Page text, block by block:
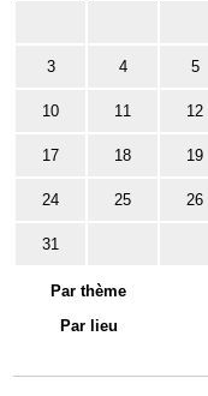
3 4 5
10 11 12
17 18 19
24 25 26
31
Par thème
Par lieu